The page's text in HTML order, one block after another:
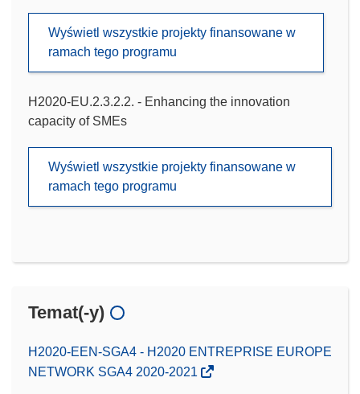
Wyświetl wszystkie projekty finansowane w
ramach tego programu
H2020-EU.2.3.2.2. - Enhancing the innovation
capacity of SMEs
Wyświetl wszystkie projekty finansowane w
ramach tego programu
Temat(-y)
H2020-EEN-SGA4 - H2020 ENTREPRISE EUROPE
NETWORK SGA4 2020-2021